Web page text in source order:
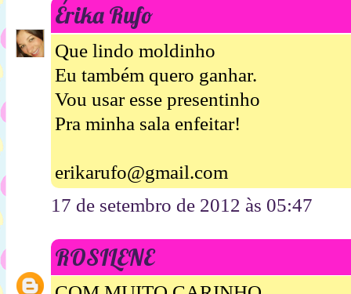
Érika Rufo
Que lindo moldinho
Eu também quero ganhar.
Vou usar esse presentinho
Pra minha sala enfeitar!
erikarufo@gmail.com
17 de setembro de 2012 às 05:47
ROSILENE